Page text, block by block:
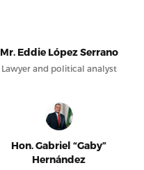
Mr. Eddie López Serrano
Lawyer and political analyst
Hon. Gabriel “Gaby”
Hernández